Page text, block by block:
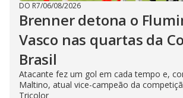
DO R7/06/08/2026
Brenner detona o
Vasco nas quartas da
Brasil
Atacante fez um gol em cada tempo e,
Maltino, atual vice-campeão da
Tricolor